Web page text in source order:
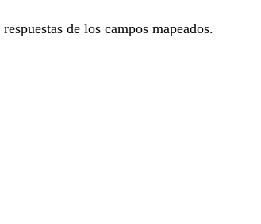
de los campos mapeados.